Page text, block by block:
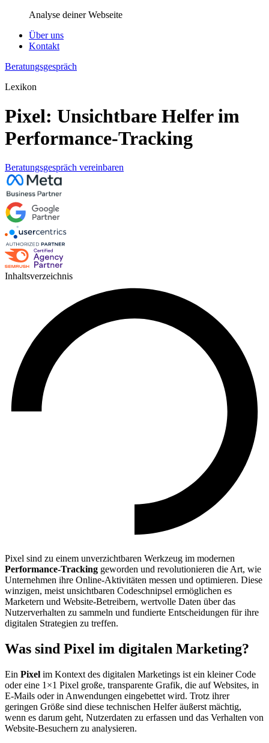
Analyse deiner Webseite
Über uns
Kontakt
Beratungsgespräch
Lexikon
Pixel: Unsichtbare Helfer im
Performance-Tracking
Beratungsgespräch vereinbaren
Inhaltsverzeichnis
Pixel sind zu einem unverzichtbaren Werkzeug im modernen
Performance-Tracking geworden und revolutionieren die Art, wie
Unternehmen ihre Online-Aktivitäten messen und optimieren. Diese
winzigen, meist unsichtbaren Codeschnipsel ermöglichen es
Marketern und Website-Betreibern, wertvolle Daten über das
Nutzerverhalten zu sammeln und fundierte Entscheidungen für ihre
digitalen Strategien zu treffen.
Was sind Pixel im digitalen Marketing?
Ein Pixel im Kontext des digitalen Marketings ist ein kleiner Code
oder eine 1×1 Pixel große, transparente Grafik, die auf Websites, in
E-Mails oder in Anwendungen eingebettet wird. Trotz ihrer
geringen Größe sind diese technischen Helfer äußerst mächtig,
wenn es darum geht, Nutzerdaten zu erfassen und das Verhalten von
Website-Besuchern zu analysieren.